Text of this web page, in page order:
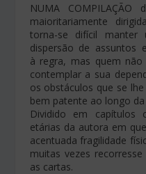
NUMA COMPILAÇÃO
maioritariamente
torna-se difícil
dispersão de assuntos
à regra, mas quem não
contemplar a sua
os obstáculos que se
bem patente ao longo
Dividido em capítulos
etárias da autora em
acentuada fragilidade
muitas vezes
as cartas.